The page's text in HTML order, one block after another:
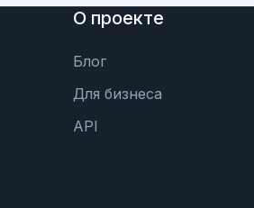
О проекте
Блог
Для бизнеса
API